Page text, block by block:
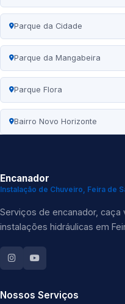
Parque da Cidade
Parque da Mangabeira
Parque Flora
Bairro Novo Horizonte
Encanador
Instalação de Chuveiro, Feira de
Serviços de encanador,
instalações hidráulicas em
Nossos Serviços